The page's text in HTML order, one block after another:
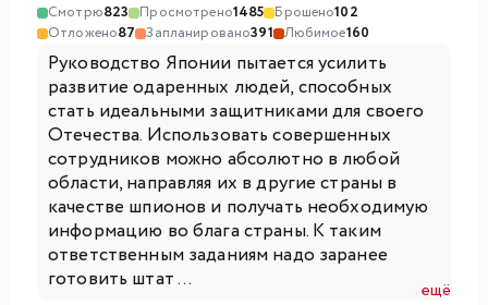
Смотрю823 Просмотрено1485 Брошено102
Отложено87 Запланировано391 Любимое160
Руководство Японии пытается усилить
развитие одаренных людей, способных
стать идеальными защитниками для своего
Отечества. Использовать совершенных
сотрудников можно абсолютно в любой
области, направляя их в другие страны в
качестве шпионов и получать необходимую
информацию во блага страны. К таким
ответственным заданиям надо заранее
готовить штат ...
ещё